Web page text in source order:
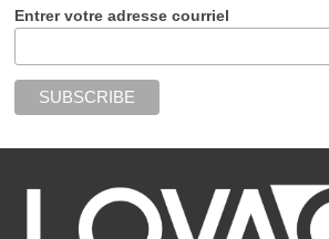
Entrer votre adresse courriel